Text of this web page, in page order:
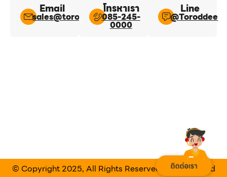
Email
sales@toroddee.com
โทรหาเรา
085-245-
0000
Line​
@Toroddee​
© Copyright 2025, All Rights Reserved Designed and